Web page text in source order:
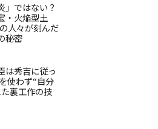
」ではない？
・火焔型土
人々が刻んだ
秘密
は秀吉に従っ
使わず“自分
裏工作の技